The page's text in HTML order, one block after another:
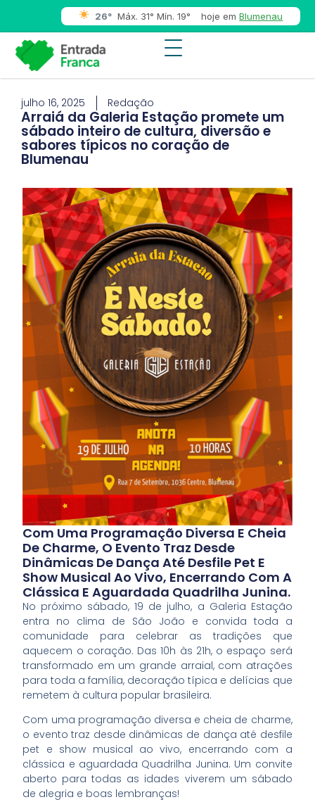
26° Máx. 31° Mín. 19° hoje em Blumenau
julho 16, 2025 Redação
Arraiá da Galeria Estação promete um
sábado inteiro de cultura, diversão e
sabores típicos no coração de
Blumenau
Com Uma Programação Diversa E Cheia
De Charme, O Evento Traz Desde
Dinâmicas De Dança Até Desfile Pet E
Show Musical Ao Vivo, Encerrando Com A
Clássica E Aguardada Quadrilha Junina.
No próximo sábado, 19 de julho, a Galeria Estação
entra no clima de São João e convida toda a
comunidade para celebrar as tradições que
aquecem o coração. Das 10h às 21h, o espaço será
transformado em um grande arraial, com atrações
para toda a família, decoração típica e delícias que
remetem à cultura popular brasileira.
Com uma programação diversa e cheia de charme,
o evento traz desde dinâmicas de dança até desfile
pet e show musical ao vivo, encerrando com a
clássica e aguardada Quadrilha Junina. Um convite
aberto para todas as idades viverem um sábado
de alegria e boas lembranças!